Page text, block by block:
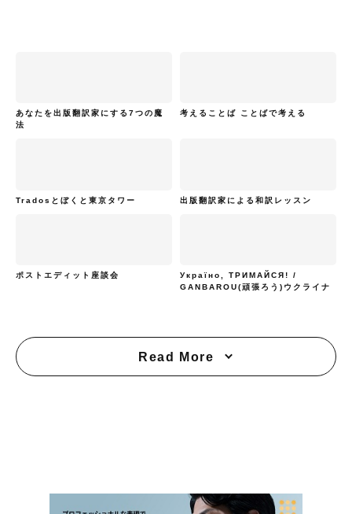
あなたを出版翻訳家にする7つの魔
法
考えることば ことばで考える
Tradosとぼくと東京タワー 出版翻訳家による和訳レッスン
ポストエディット座談会
Україно, ТРИМАЙСЯ! /
GANBAROU(頑張ろう)ウクライナ
Read More